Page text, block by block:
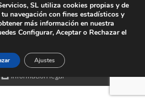
de fontanería Valencia profesional
Tandem Marketing Digital
Información legal
SL utiliza cookies propias y de
navegación con fines estadísticos y
más información en nuestra
Configurar, Aceptar o Rechazar el
Ajustes